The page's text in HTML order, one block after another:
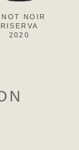
NOIR
RISERVA
2020